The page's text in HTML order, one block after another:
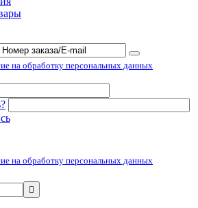
на обработку персональных данных
на обработку персональных данных
